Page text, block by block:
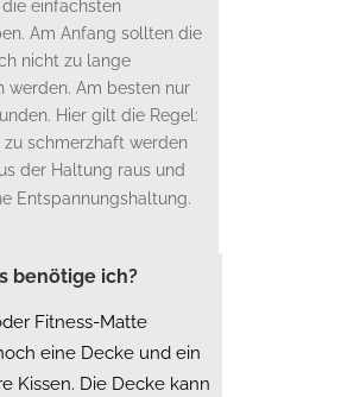
einfachsten
Am Anfang sollten die
nicht zu lange
werden. Am besten nur
Hier gilt die Regel:
schmerzhaft werden
der Haltung raus und
Entspannungshaltung.
benötige ich?
Fitness-Matte
eine Decke und ein
Kissen. Die Decke kann